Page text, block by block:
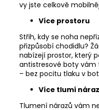
vy jste celkově
Více prostoru
Střih, kdy se noha
přizpůsobí chodidlu?
nabízejí prostor, který
antistresové boty vám
– bez pocitu tlaku v
Více tlumí
Tlumení nárazů vám